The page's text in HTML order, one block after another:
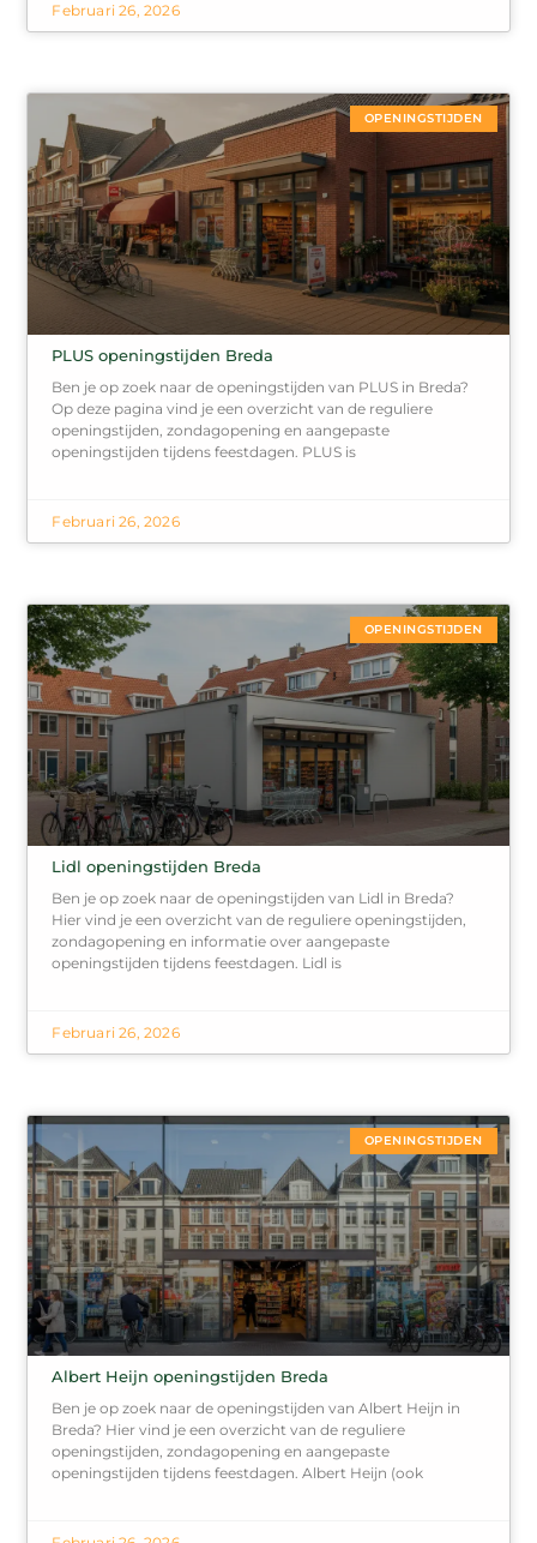
Februari 26, 2026
OPENINGSTIJDEN
PLUS openingstijden Breda
Ben je op zoek naar de openingstijden van PLUS in Breda?
Op deze pagina vind je een overzicht van de reguliere
openingstijden, zondagopening en aangepaste
openingstijden tijdens feestdagen. PLUS is
Februari 26, 2026
OPENINGSTIJDEN
Lidl openingstijden Breda
Ben je op zoek naar de openingstijden van Lidl in Breda?
Hier vind je een overzicht van de reguliere openingstijden,
zondagopening en informatie over aangepaste
openingstijden tijdens feestdagen. Lidl is
Februari 26, 2026
OPENINGSTIJDEN
Albert Heijn openingstijden Breda
Ben je op zoek naar de openingstijden van Albert Heijn in
Breda? Hier vind je een overzicht van de reguliere
openingstijden, zondagopening en aangepaste
openingstijden tijdens feestdagen. Albert Heijn (ook